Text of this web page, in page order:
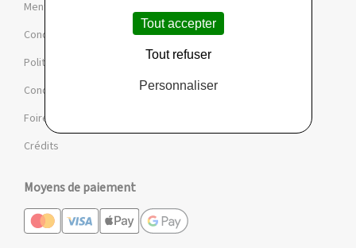
Mentions légales et CGU
Conditions de la Marketplace
Politique de confidentialité et de cookies
Conditions des offres et jeux
Foire aux questions
Crédits
Moyens de paiement
Tout accepter
Tout refuser
Personnaliser